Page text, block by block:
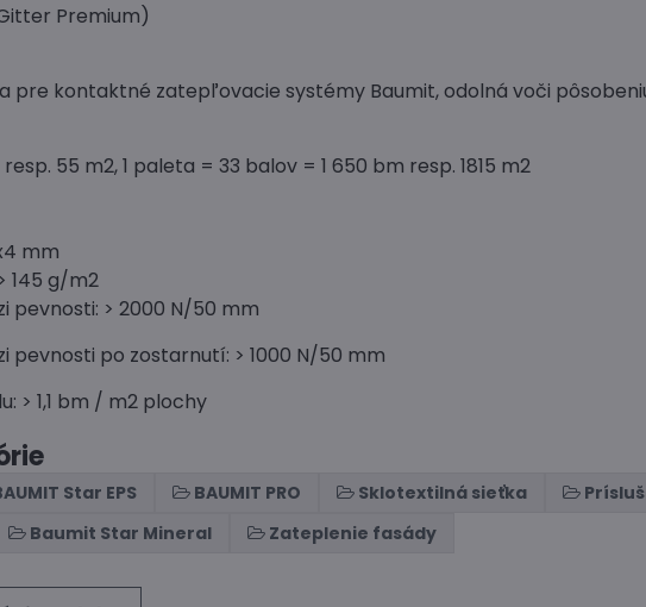
Premium)
pre kontaktné zatepľovacie systémy Baumit, odolná voči
55 m2, 1 paleta = 33 balov = 1 650 bm resp. 1815 m2
mm
145 g/m2
pevnosti: > 2000 N/50 mm
pevnosti po zostarnutí: > 1000 N/50 mm
> 1,1 bm / m2 plochy
Star EPS BAUMIT PRO Sklotextilná sieťka
Baumit Star Mineral Zateplenie fasády